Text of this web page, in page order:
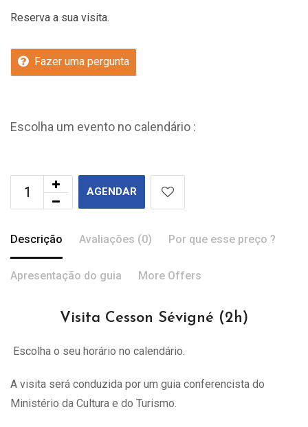
Reserva a sua visita.
Fazer uma pergunta
Escolha um evento no calendário :
AGENDAR
Descrição Avaliações (0) Por que esse preço ?
Apresentação do guia More Offers
Visita Cesson Sévigné (2h)
Escolha o seu horário no calendário.
A visita será conduzida por um guia conferencista do
Ministério da Cultura e do Turismo.